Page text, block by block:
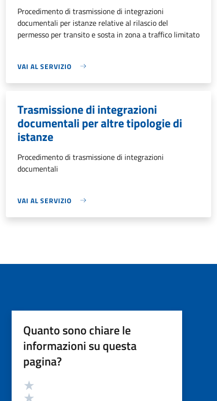
Procedimento di trasmissione di integrazioni
documentali per istanze relative al rilascio del
permesso per transito e sosta in zona a traffico limitato
VAI AL SERVIZIO
Trasmissione di integrazioni
documentali per altre tipologie di
istanze
Procedimento di trasmissione di integrazioni
documentali
VAI AL SERVIZIO
Quanto sono chiare le
informazioni su questa
pagina?
Valutazione